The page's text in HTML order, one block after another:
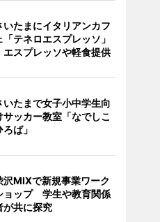
いたまにイタリアンカフ
「テネロエスプレッソ」
エスプレッソや軽食提供
いたまで女子小中学生向
サッカー教室「なでしこ
ろば」
沢MIXで新規事業ワーク
ョップ 学生や教育関係
が共に探究